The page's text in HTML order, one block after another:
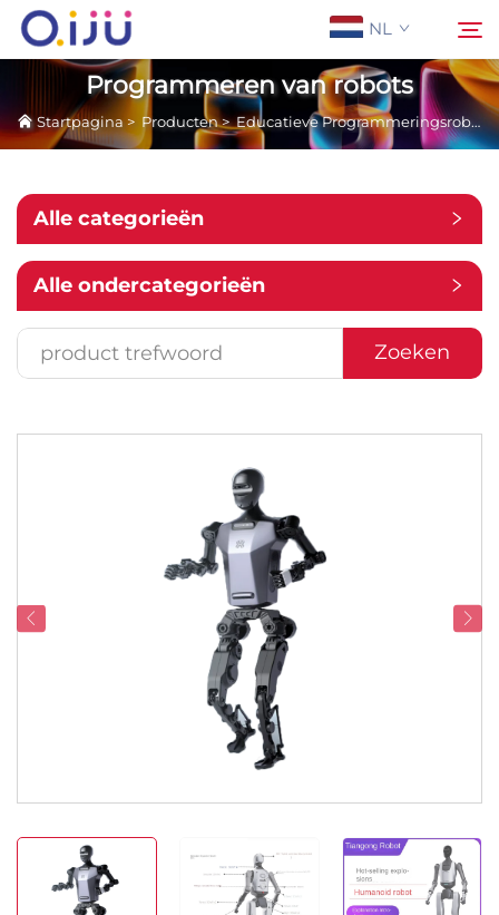
NL
Startpagina
Over Ons
Producten
Toepassing
Serviceondersteuning
Contacteer Ons
Programmeren van robots
Startpagina > Producten>Educatieve Programmeringsrobot
Alle categorieën
Alle ondercategorieën
Zoeken